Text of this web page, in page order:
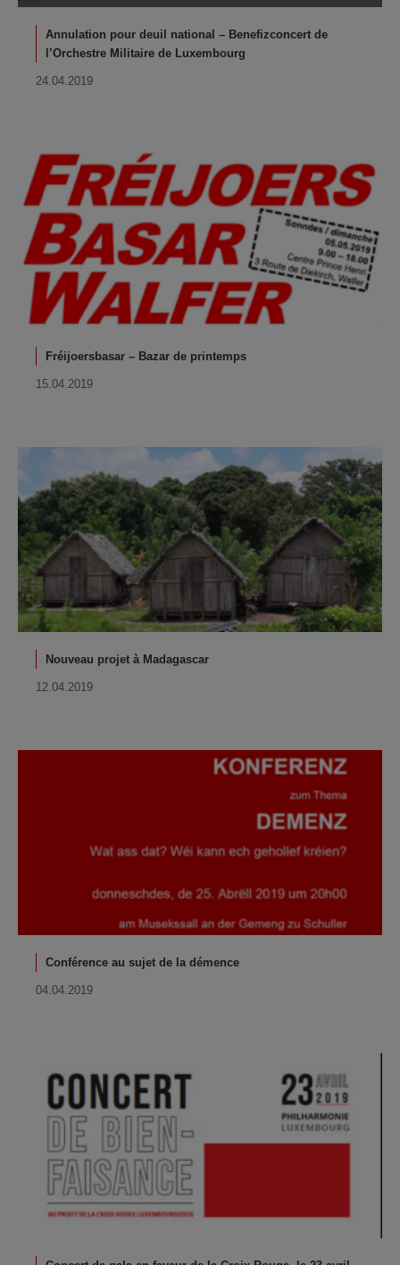
Annulation pour deuil national – Benefizconcert de
l’Orchestre Militaire de Luxembourg
24.04.2019
Fréijoersbasar – Bazar de printemps
15.04.2019
Nouveau projet à Madagascar
12.04.2019
Conférence au sujet de la démence
04.04.2019